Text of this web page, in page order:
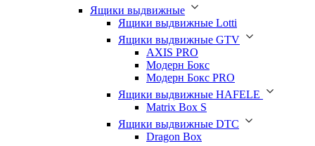
Ящики выдвижные
Ящики выдвижные Lotti
Ящики выдвижные GTV
AXIS PRO
Модерн Бокс
Модерн Бокс PRO
Ящики выдвижные HAFELE
Matrix Box S
Ящики выдвижные DTC
Dragon Box